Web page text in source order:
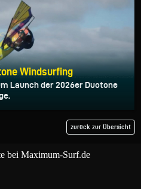
Windsurfing
Launch der 2026er Duotone
zurück zur Übersicht